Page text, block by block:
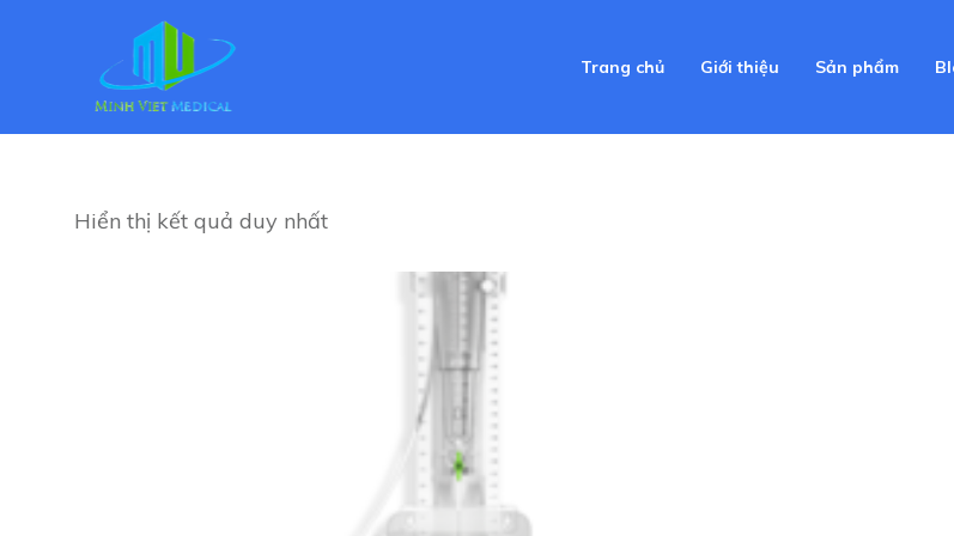
Trang chủ Giới thiệu Sản phẩm
Hiển thị kết quả duy nhất